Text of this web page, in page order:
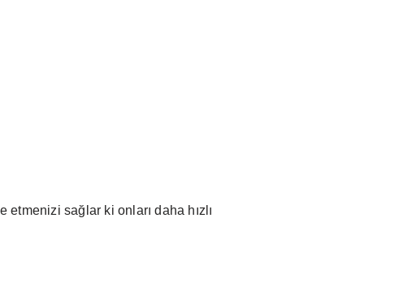
etmenizi sağlar ki onları daha hızlı